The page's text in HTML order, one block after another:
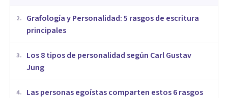
2.
Grafología y Personalidad: 5 rasgos de escritura
principales
3.
​Los 8 tipos de personalidad según Carl Gustav
Jung
4. Las personas egoístas comparten estos 6 rasgos